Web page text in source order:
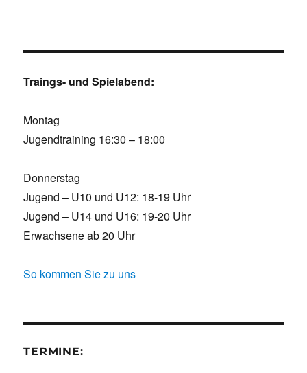
Traings- und Spielabend:
Montag
Jugendtraining 16:30 – 18:00
Donnerstag
Jugend – U10 und U12: 18-19 Uhr
Jugend – U14 und U16: 19-20 Uhr
Erwachsene ab 20 Uhr
So kommen Sie zu uns
TERMINE: